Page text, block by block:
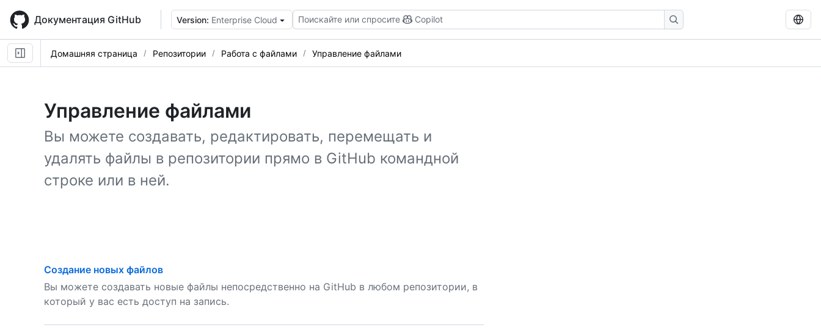
main
content
Документация GitHub Version: Enterprise Cloud Поискайте или спросите Copilot
Домашняя страница Репозитории Работа с файлами Управление файлами
Управление файлами
Вы можете создавать, редактировать, перемещать и
удалять файлы в репозитории прямо в GitHub командной
строке или в ней.
Создание новых файлов
Вы можете создавать новые файлы непосредственно на GitHub в любом репозитории, в
который у вас есть доступ на запись.